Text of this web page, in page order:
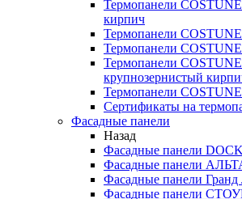
Термопанели
кирпич
Термопанели
Термопанели
Термопанели
крупнозернистый
Термопанели
Сертификаты на
Фасадные панели
Назад
Фасадные панели
Фасадные панели
Фасадные панели
Фасадные панели